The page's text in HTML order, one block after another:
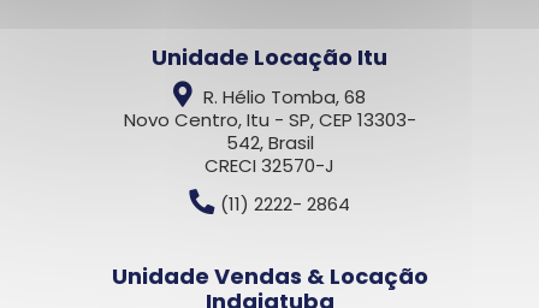
Unidade Locação Itu
R. Hélio Tomba, 68
Novo Centro, Itu - SP, CEP 13303-
542, Brasil
CRECI 32570-J
(11) 2222- 2864
Unidade Vendas & Locação
Indaiatuba